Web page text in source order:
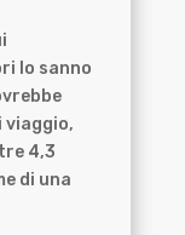
lo sanno
viaggio,
4,3
di una